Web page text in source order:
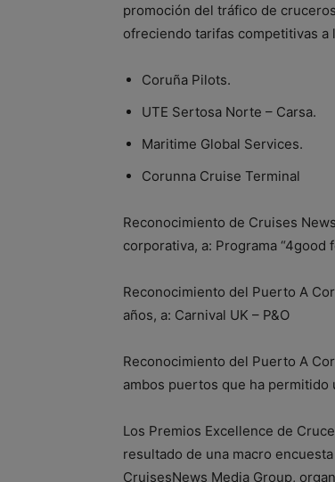
promoción del tráfico de
ofreciendo tarifas competitivas a
Coruña Pilots.
UTE Sertosa Norte – Carsa.
Maritime Global Services.
Corunna Cruise Terminal
Reconocimiento de Cruises
corporativa, a: Programa “4good
Reconocimiento del Puerto A
años, a: Carnival UK – P&O
Reconocimiento del Puerto A
ambos puertos que ha permitido
Los Premios Excellence de
resultado de una macro
CruisesNews Media Group,